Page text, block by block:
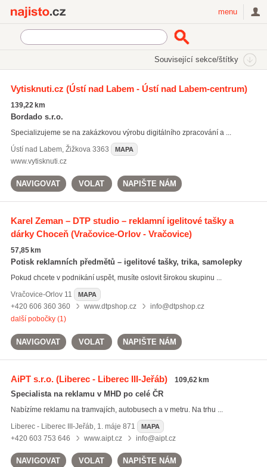
menu
Související sekce/štítky
Služby pro firmy Reklamní služby a tisk
Webdesign (2909)
Reklamní agentury
Vytisknuti.cz (Ústí nad Labem - Ústí nad Labem-centrum)
139,22 km
Bordado s.r.o.
Specializujeme se na zakázkovou výrobu digitálního zpracování a ...
Ústí nad Labem, Žižkova 3363 MAPA
www.vytisknuti.cz
NAVIGOVAT VOLAT NAPIŠTE NÁM
Karel Zeman – DTP studio – reklamní igelitové tašky a
dárky Choceň(Vračovice-Orlov - Vračovice)
57,85 km
Potisk reklamních předmětů – igelitové tašky, trika, samolepky
Pokud chcete v podnikání uspět, musíte oslovit širokou skupinu ...
Vračovice-Orlov11 MAPA
+420 606 360 360 www.dtpshop.cz
info@dtpshop.cz
další pobočky (1)
NAVIGOVAT VOLAT NAPIŠTE NÁM
AiPT s.r.o.(Liberec - Liberec III-Jeřáb) 109,62 km
Specialista na reklamu v MHD po celé ČR
Nabízíme reklamu na tramvajích, autobusech a v metru. Na trhu ...
Liberec - Liberec III-Jeřáb, 1. máje 871 MAPA
+420 603 753 646 www.aipt.cz info@aipt.cz
NAVIGOVAT VOLAT NAPIŠTE NÁM